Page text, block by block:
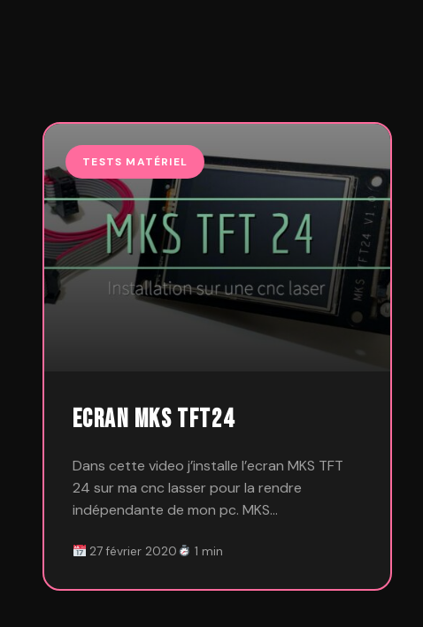
TESTS MATÉRIEL
Ecran MKS TFT24
Dans cette video j’installe l’ecran MKS TFT
24 sur ma cnc lasser pour la rendre
indépendante de mon pc. MKS…
27 février 2020 1 min